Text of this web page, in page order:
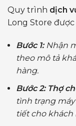
Quy trình dịch
Long Store
Bước 1:Nhận
theo mô tả
hàng.
Bước 2: Thợ
tình trạng
tiết cho khách